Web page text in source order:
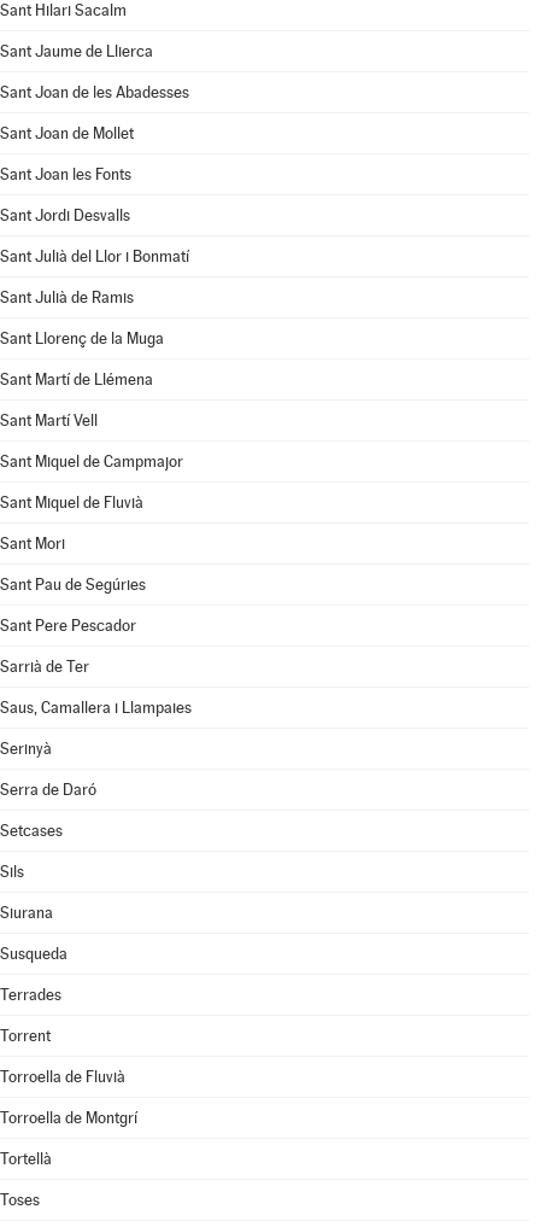
Sant Hilari Sacalm
Sant Jaume de Llierca
Sant Joan de les Abadesses
Sant Joan de Mollet
Sant Joan les Fonts
Sant Jordi Desvalls
Sant Julià del Llor i Bonmatí
Sant Julià de Ramis
Sant Llorenç de la Muga
Sant Martí de Llémena
Sant Martí Vell
Sant Miquel de Campmajor
Sant Miquel de Fluvià
Sant Mori
Sant Pau de Segúries
Sant Pere Pescador
Sarrià de Ter
Saus, Camallera i Llampaies
Serinyà
Serra de Daró
Setcases
Sils
Siurana
Susqueda
Terrades
Torrent
Torroella de Fluvià
Torroella de Montgrí
Tortellà
Toses